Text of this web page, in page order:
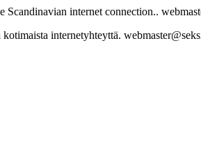
internet connection..
internetyhteyttä.